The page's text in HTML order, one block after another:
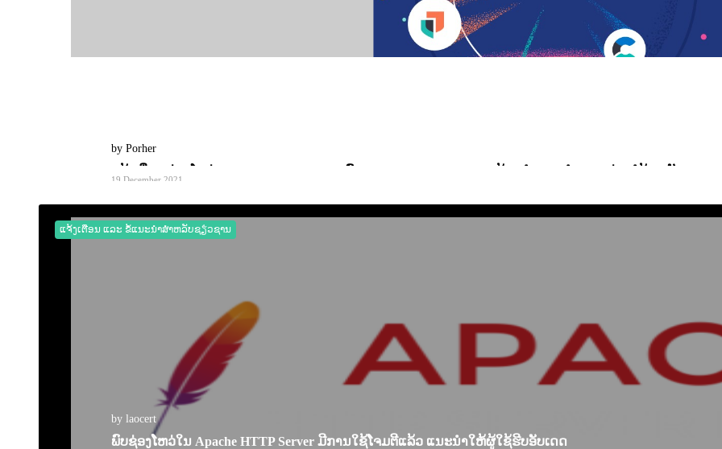
by Porher
19 December 2021
ແຈ້ງເຕືອນ ແລະ ຂໍ້ແນະນຳສຳຫລັບຊຽ່ວຊານ
by laocert
ພົບຊ່ອງໂຫວ່ໃນ Apache HTTP Server ມີການໃຊ້ໂຈມຕີແລ້ວ ແນະນຳໃຫ້ຜູ້ໃຊ້ຮີບອັບເດດ